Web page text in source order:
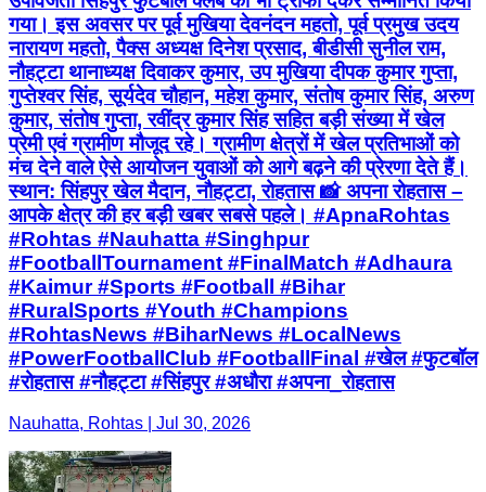
गया। इस अवसर पर पूर्व मुखिया देवनंदन महतो, पूर्व प्रमुख उदय
नारायण महतो, पैक्स अध्यक्ष दिनेश प्रसाद, बीडीसी सुनील राम,
नौहट्टा थानाध्यक्ष दिवाकर कुमार, उप मुखिया दीपक कुमार गुप्ता,
गुप्तेश्वर सिंह, सूर्यदेव चौहान, महेश कुमार, संतोष कुमार सिंह, अरुण
कुमार, संतोष गुप्ता, रवींद्र कुमार सिंह सहित बड़ी संख्या में खेल
प्रेमी एवं ग्रामीण मौजूद रहे। ग्रामीण क्षेत्रों में खेल प्रतिभाओं को
मंच देने वाले ऐसे आयोजन युवाओं को आगे बढ़ने की प्रेरणा देते हैं।
स्थान: सिंहपुर खेल मैदान, नौहट्टा, रोहतास 📸 अपना रोहतास –
आपके क्षेत्र की हर बड़ी खबर सबसे पहले। #ApnaRohtas
#Rohtas #Nauhatta #Singhpur
#FootballTournament #FinalMatch #Adhaura
#Kaimur #Sports #Football #Bihar
#RuralSports #Youth #Champions
#RohtasNews #BiharNews #LocalNews
#PowerFootballClub #FootballFinal #खेल #फुटबॉल
#रोहतास #नौहट्टा #सिंहपुर #अधौरा #अपना_रोहतास
Nauhatta, Rohtas | Jul 30, 2026